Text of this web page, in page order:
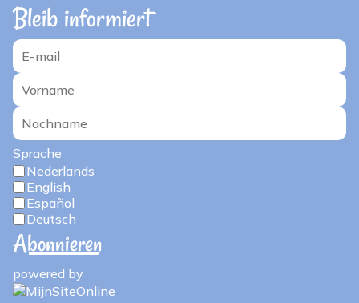
Bleib informiert
Sprache
Nederlands
English
Español
Deutsch
powered by